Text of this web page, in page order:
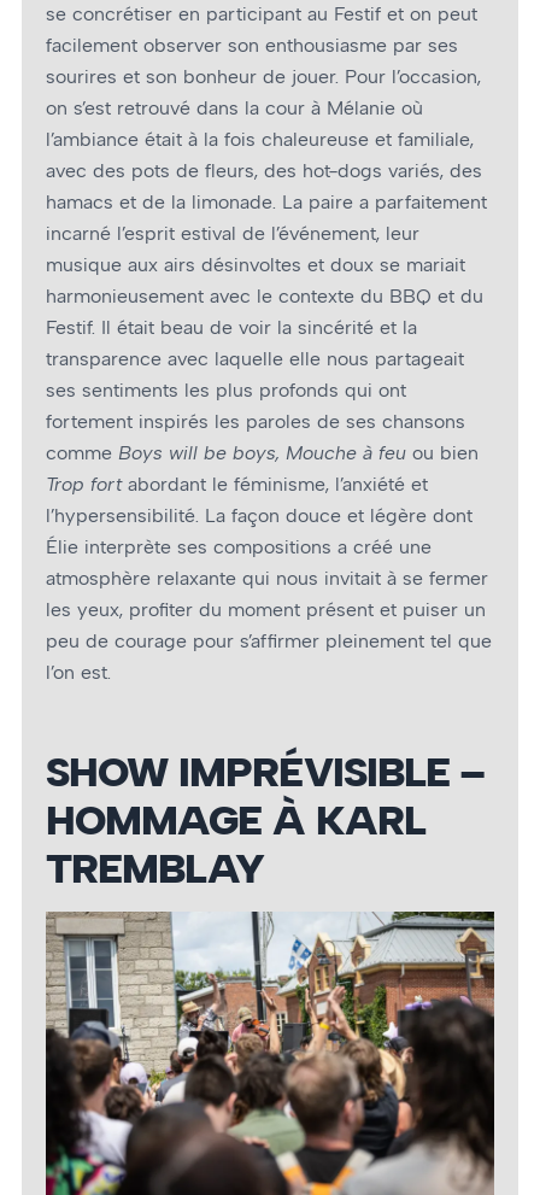
se concrétiser en participant au Festif et on peut
facilement observer son enthousiasme par ses
sourires et son bonheur de jouer. Pour l’occasion,
on s’est retrouvé dans la cour à Mélanie où
l’ambiance était à la fois chaleureuse et familiale,
avec des pots de fleurs, des hot-dogs variés, des
hamacs et de la limonade. La paire a parfaitement
incarné l’esprit estival de l’événement, leur
musique aux airs désinvoltes et doux se mariait
harmonieusement avec le contexte du BBQ et du
Festif. Il était beau de voir la sincérité et la
transparence avec laquelle elle nous partageait
ses sentiments les plus profonds qui ont
fortement inspirés les paroles de ses chansons
comme Boys will be boys, Mouche à feu ou bien
Trop fortabordant le féminisme, l’anxiété et
l’hypersensibilité. La façon douce et légère dont
Élie interprète ses compositions a créé une
atmosphère relaxante qui nous invitait à se fermer
les yeux, profiter du moment présent et puiser un
peu de courage pour s’affirmer pleinement tel que
l’on est.
SHOW IMPRÉVISIBLE –
HOMMAGE À KARL
TREMBLAY